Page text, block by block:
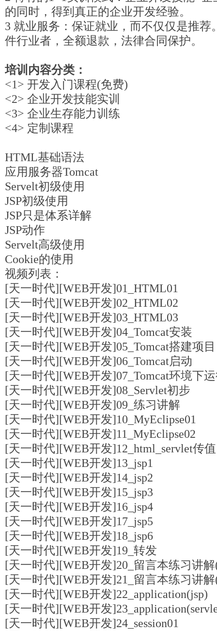
的同时，得到真正的企业开发经验。
3 就业服务：保证就业，而不仅仅是推荐
件行业者，全额退款，法律合同保护。
培训内容分类：
<1> 开发入门课程(免费)
<2> 企业开发技能实训
<3> 企业生存能力训练
<4> 定制课程
HTML基础语法
应用服务器Tomcat
Servelt初级使用
JSP初级使用
JSP只是体系详解
JSP动作
Servelt高级使用
Cookie的使用
视频列表：
[天一时代][WEB开发]01_HTML01
[天一时代][WEB开发]02_HTML02
[天一时代][WEB开发]03_HTML03
[天一时代][WEB开发]04_Tomcat安装
[天一时代][WEB开发]05_Tomcat搭建项目
[天一时代][WEB开发]06_Tomcat启动
[天一时代][WEB开发]07_Tomcat环境下运
[天一时代][WEB开发]08_Servlet初步
[天一时代][WEB开发]09_练习讲解
[天一时代][WEB开发]10_MyEclipse01
[天一时代][WEB开发]11_MyEclipse02
[天一时代][WEB开发]12_html_servlet传值
[天一时代][WEB开发]13_jsp1
[天一时代][WEB开发]14_jsp2
[天一时代][WEB开发]15_jsp3
[天一时代][WEB开发]16_jsp4
[天一时代][WEB开发]17_jsp5
[天一时代][WEB开发]18_jsp6
[天一时代][WEB开发]19_转发
[天一时代][WEB开发]20_留言本练习讲解
[天一时代][WEB开发]21_留言本练习讲解
[天一时代][WEB开发]22_application(jsp)
[天一时代][WEB开发
[天一时代][WEB开发]24_session01